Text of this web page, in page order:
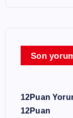
Son
12Puan
12Puan